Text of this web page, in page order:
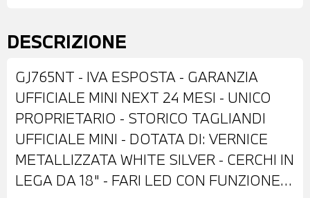
DESCRIZIONE
GJ765NT - IVA ESPOSTA - GARANZIA
UFFICIALE MINI NEXT 24 MESI - UNICO
PROPRIETARIO - STORICO TAGLIANDI
UFFICIALE MINI - DOTATA DI: VERNICE
METALLIZZATA WHITE SILVER - CERCHI IN
LEGA DA 18" - FARI LED CON FUNZIONE